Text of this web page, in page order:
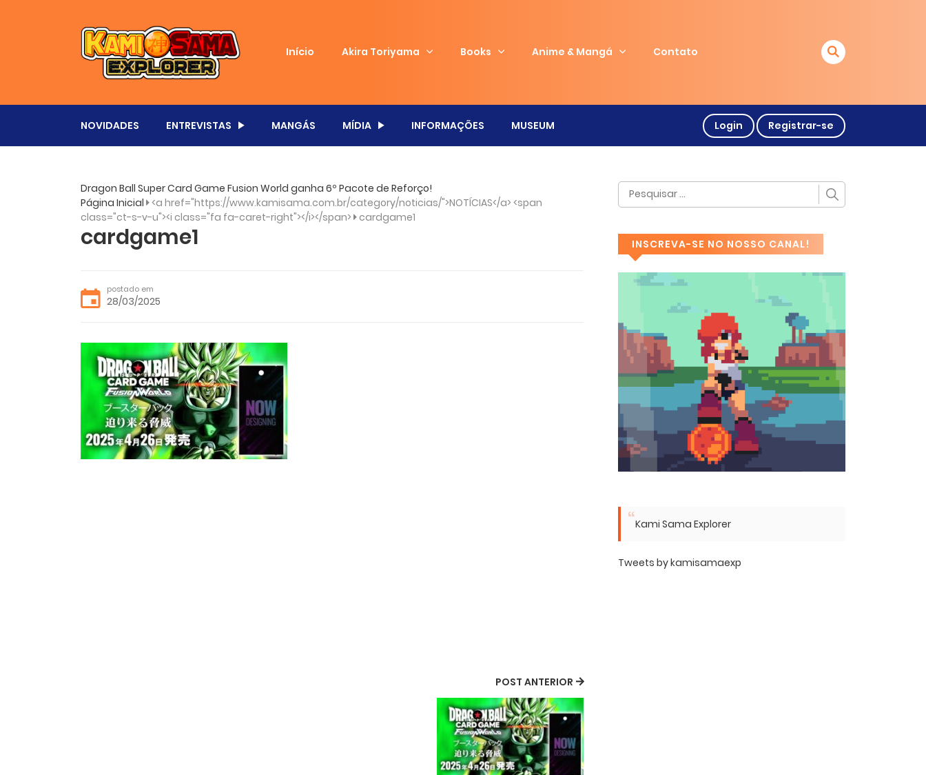
Início Akira Toriyama Books Anime & Mangá Contato
NOVIDADES ENTREVISTAS MANGÁS MÍDIA INFORMAÇÕES MUSEUM Login Registrar-se
Dragon Ball Super Card Game Fusion World ganha 6º Pacote de Reforço!
Página Inicial <a href="https://www.kamisama.com.br/category/noticias/">NOTÍCIAS</a> <span
class="ct-s-v-u"><i class="fa fa-caret-right"></i></span> cardgame1
cardgame1
postado em
28/03/2025
POST ANTERIOR
INSCREVA-SE NO NOSSO CANAL!
Kami Sama Explorer
Tweets by kamisamaexp